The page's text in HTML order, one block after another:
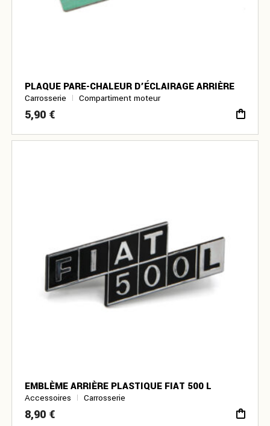
PLAQUE PARE-CHALEUR D’ÉCLAIRAGE ARRIÈRE
Carrosserie Compartiment moteur
5,90 €
EMBLÈME ARRIÈRE PLASTIQUE FIAT 500 L
Accessoires Carrosserie
8,90 €